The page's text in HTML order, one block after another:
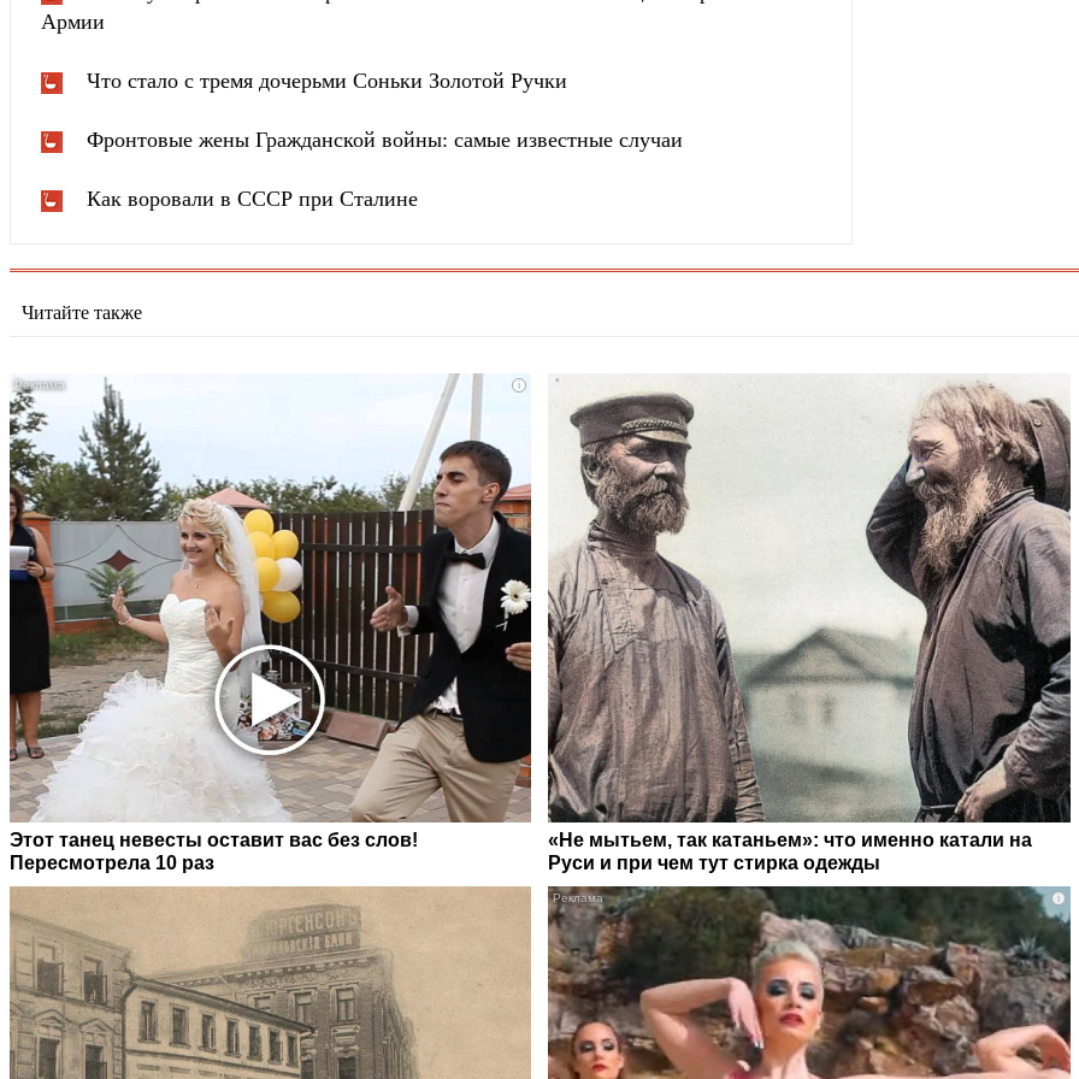
Армии
Что стало с тремя дочерьми Соньки Золотой Ручки
Фронтовые жены Гражданской войны: самые известные случаи
Как воровали в СССР при Сталине
Читайте также
i
Этот танец невесты оставит вас без слов!
Пересмотрела 10 раз
«Не мытьем, так катаньем»: что именно катали на
Руси и при чем тут стирка одежды
i